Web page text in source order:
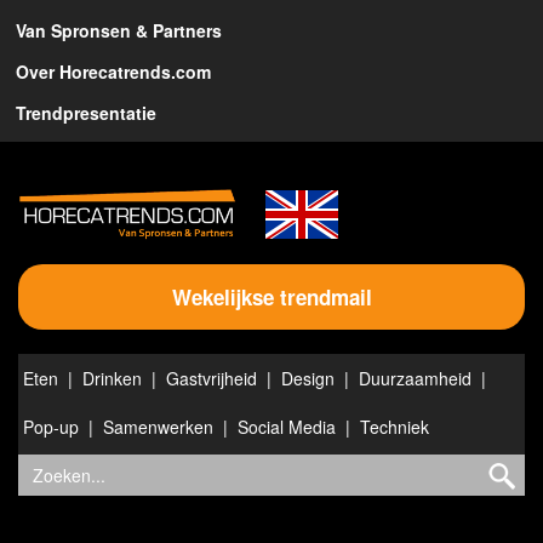
Van Spronsen & Partners
Over Horecatrends.com
Trendpresentatie
Wekelijkse trendmail
Eten Drinken Gastvrijheid Design
Duurzaamheid
Pop-up
Samenwerken Social Media Techniek